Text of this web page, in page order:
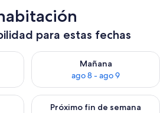
para estas fechas
hoy ago 7 - ago 8
Mañana
ago 8 - ago 9
Consulta la disponibilidad
para este fin de semana ago 7 -
Próximo fin de semana
Consulta la disponibilidad